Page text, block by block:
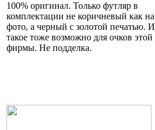
100% оригинал. Только футляр в
комплектации не коричневый как на
фото, а черный с золотой печатью. И
такое тоже возможно для очков этой
фирмы. Не подделка.